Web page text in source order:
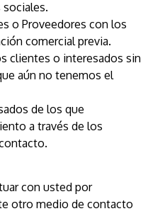
sociales.
o Proveedores con los
comercial previa.
clientes o interesados sin
aún no tenemos el
de los que
a través de los
con usted por
otro medio de contacto